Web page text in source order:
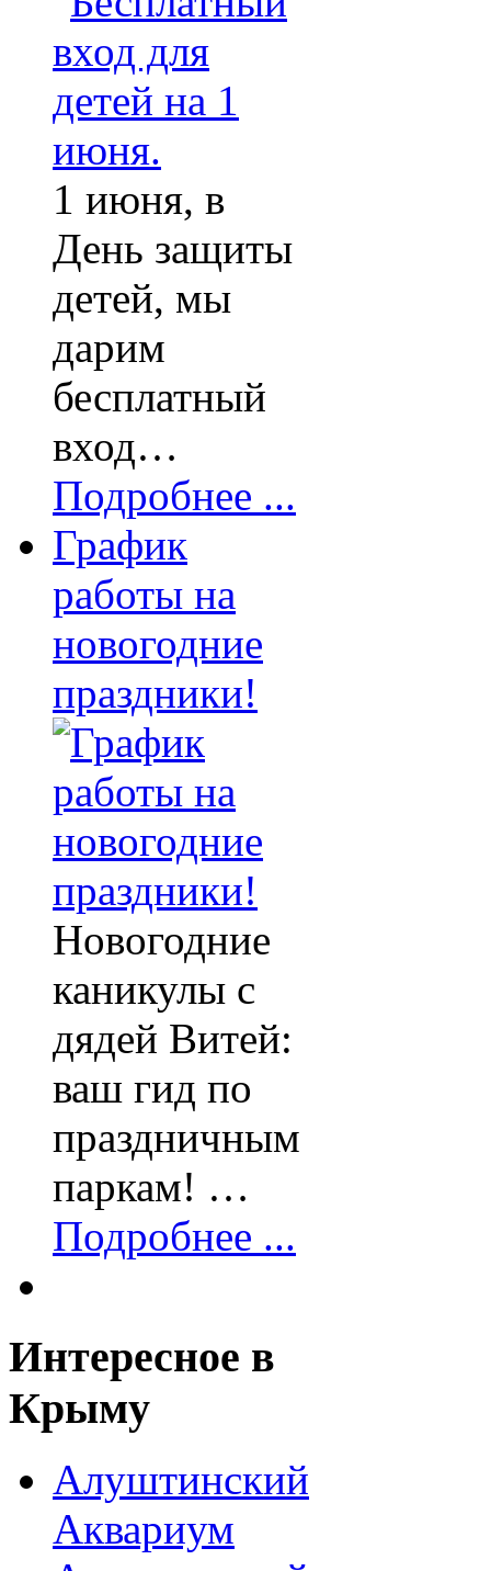
1 июня, в
День защиты
детей, мы
дарим
бесплатный
вход…
Подробнее ...
График
работы на
новогодние
праздники!
Новогодние
каникулы с
дядей Витей:
ваш гид по
праздничным
паркам! …
Подробнее ...
Интересное в
Крыму
Алуштинский
Аквариум